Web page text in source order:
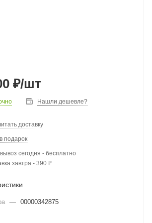
₽/шт
Нашли дешевле?
доставку
подарок
сегодня - бесплатно
завтра - 390 ₽
— 00000342875